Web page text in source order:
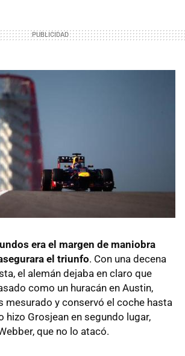
era el margen de maniobra
el triunfo. Con una decena
el alemán dejaba en claro que
como un huracán en Austin,
mesurado y conservó el coche hasta
hizo Grosjean en segundo lugar,
que no lo atacó.